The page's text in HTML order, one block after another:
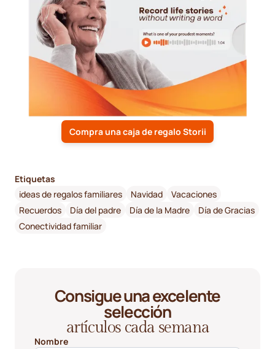
Compra una caja de regalo Storii
Etiquetas
ideas de regalos familiares
Navidad
Vacaciones
Recuerdos
Día del padre Día de la Madre
Día de Gracias
Conectividad familiar
Consigue una excelente
selección
artículos cada semana
Nombre